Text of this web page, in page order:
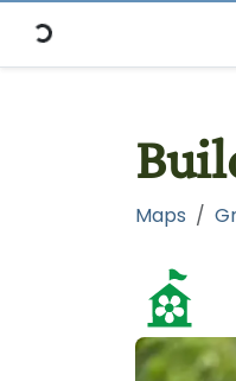
Maps